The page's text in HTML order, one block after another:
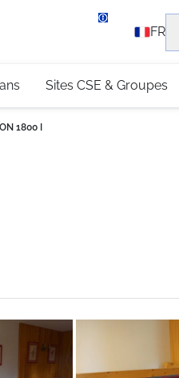
+33 (0)4 79 96 30 69
FR
Sites CSE & Groupes
1800 I